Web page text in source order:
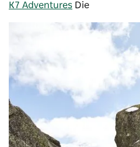
K7 Adventures Die